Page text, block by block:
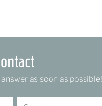
as soon as possible!